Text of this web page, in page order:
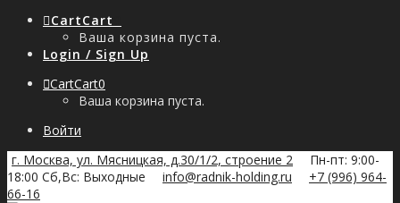
CartCart
Ваша корзина пуста.
Login / Sign Up
CartCart0
Ваша корзина пуста.
Войти
г. Москва, ул. Мясницкая, д.30/1/2, строение 2
Пн-пт: 9:00-
18:00 Сб,Вс: Выходные
info@radnik-holding.ru
+7 (996) 964-
66-16